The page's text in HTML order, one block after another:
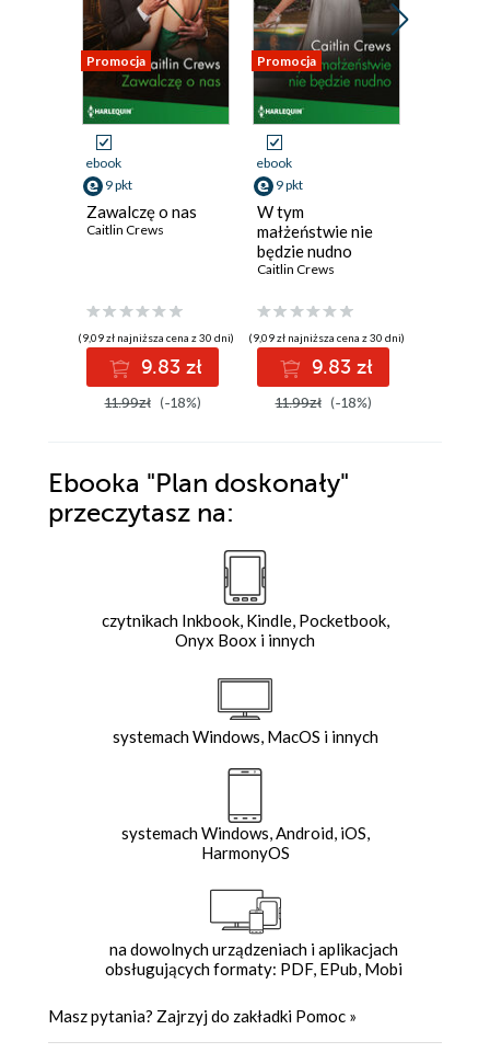
Promocja
ebook
9 pkt
Zawalczę o nas
Caitlin Crews
(9,09 zł najniższa cena z 30 dni)
9.83 zł
11.99zł (-18%)
Promocja
ebook
9 pkt
W tym
małżeństwie nie
będzie nudno
Caitlin Crews
(9,09 zł najniższa cena z 30 dni)
9.83 zł
11.99zł (-18%)
Ebooka "Plan doskonały"
przeczytasz na:
czytnikach Inkbook, Kindle, Pocketbook,
Onyx Boox i innych
systemach Windows, MacOS i innych
systemach Windows, Android, iOS,
HarmonyOS
na dowolnych urządzeniach i aplikacjach
obsługujących formaty: PDF, EPub, Mobi
Masz pytania? Zajrzyj do zakładki Pomoc »